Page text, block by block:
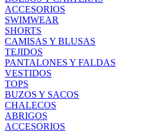
ACCESORIOS
SWIMWEAR
SHORTS
CAMISAS Y BLUSAS
TEJIDOS
PANTALONES Y FALDAS
VESTIDOS
TOPS
BUZOS Y SACOS
CHALECOS
ABRIGOS
ACCESORIOS